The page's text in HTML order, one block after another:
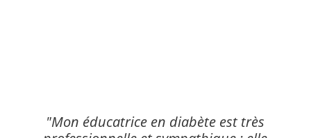
"Mon éducatrice en diabète est très